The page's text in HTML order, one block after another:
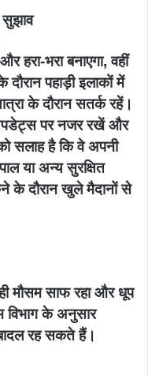
सुझाव
हरा-भरा बनाएगा, वहीं
पहाड़ी इलाकों में
के दौरान सतर्क रहें।
अपडेट्स पर नजर रखें और
सलाह है कि वे अपनी
या अन्य सुरक्षित
के दौरान खुले मैदानों से
मौसम साफ रहा और धूप
विभाग के अनुसार
रह सकते हैं।